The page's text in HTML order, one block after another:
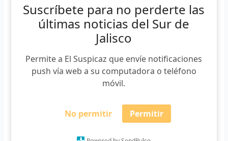
Suscríbete para no perderte las
últimas noticias del Sur de
Jalisco
Permite a El Suspicaz que envíe notificaciones
push vía web a su computadora o teléfono
móvil.
No permitir Permitir
atenderlo es la asistencia social, en este
caso el sistema DIF municipal».
En el sitio podrán resguardarse personas vulnerables
mayores de 18 años, no alcoholizados, no bajo la
redes familiares en el municipio, que tengan deseos de